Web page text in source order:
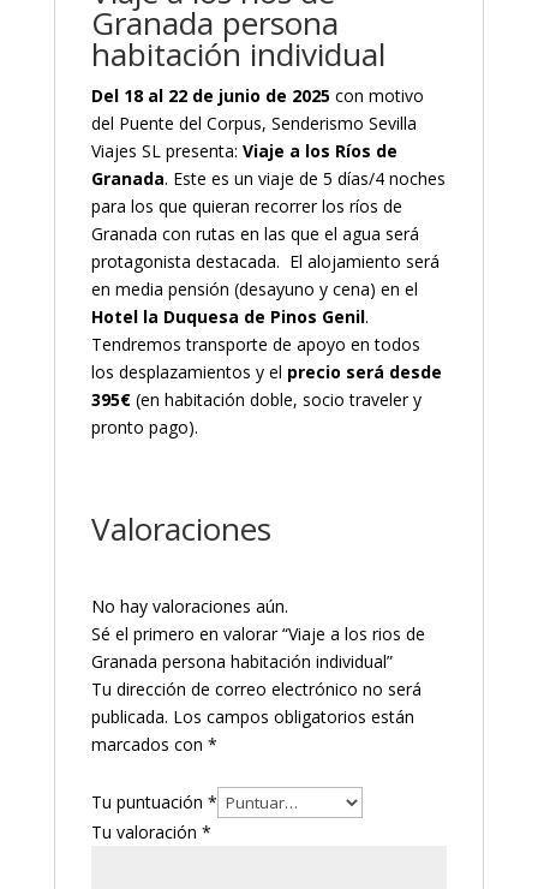
Granada persona
habitación individual
Del 18 al 22 de junio de 2025con motivo
del Puente del Corpus, Senderismo Sevilla
Viajes SL presenta: Viaje a los Ríos de
Granada. Este es un viaje de 5 días/4 noches
para los que quieran recorrer los ríos de
Granada con rutas en las que el agua será
protagonista destacada. El alojamiento será
en media pensión (desayuno y cena) en el
Hotel la Duquesa de Pinos Genil.
Tendremos transporte de apoyo en todos
los desplazamientos y el precio será desde
395€(en habitación doble, socio traveler y
pronto pago).
Valoraciones
No hay valoraciones aún.
Sé el primero en valorar “Viaje a los rios de
Granada persona habitación individual”
Tu dirección de correo electrónico no será
publicada. Los campos obligatorios están
marcados con *
Tu puntuación *
Tu valoración *